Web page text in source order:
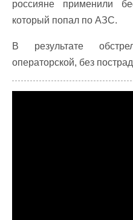
россияне применили
который попал по АЗС.
В результате
операторской, без